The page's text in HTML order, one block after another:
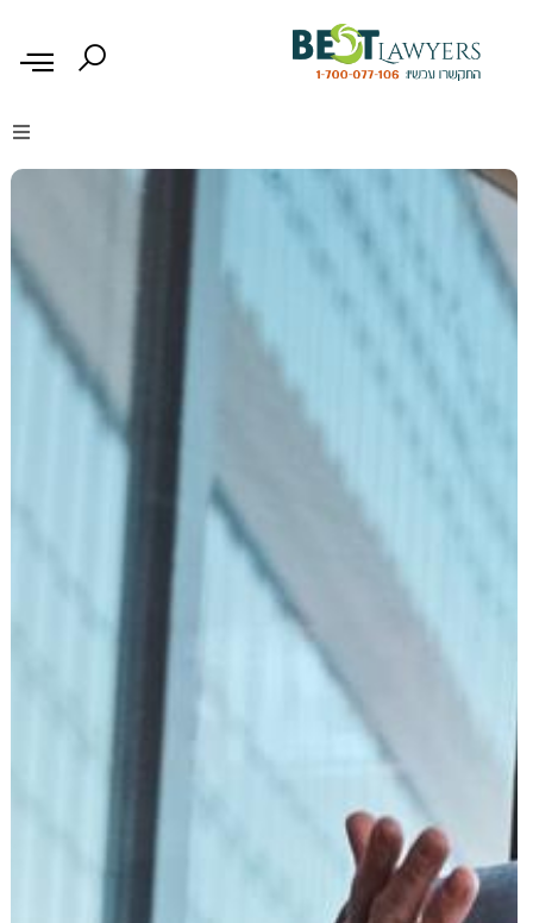
דיני נזיקין
דיני משפחה
רשלנות רפואית
פשיטת רגל